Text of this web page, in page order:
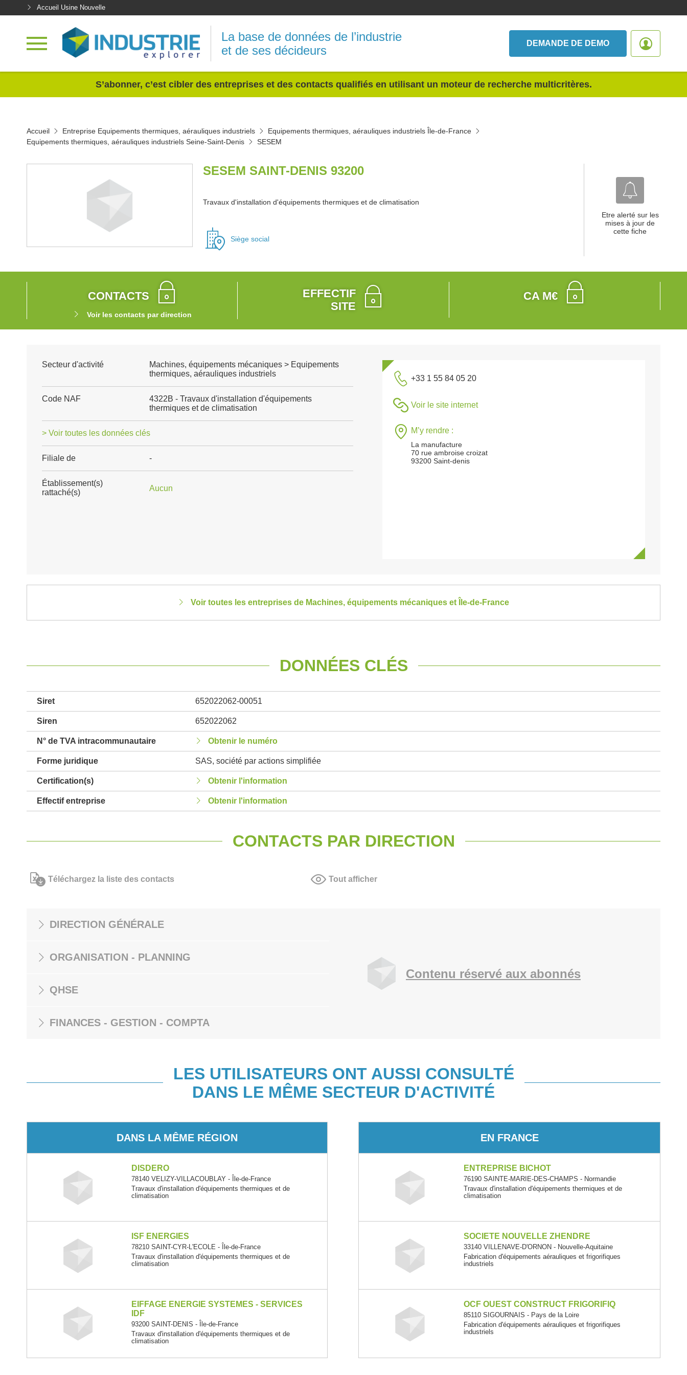
Accueil Usine Nouvelle
La base de données de l’industrie
et de ses décideurs
DEMANDE DE DEMO
S’abonner, c’est cibler des entreprises et des contacts qualifiés en utilisant un moteur de recherche multicritères.
Accueil Entreprise Equipements thermiques, aérauliques industriels
Equipements thermiques, aérauliques industriels Île-de-France
Equipements thermiques, aérauliques industriels Seine-Saint-Denis
SESEM
SESEM SAINT-DENIS 93200
Travaux d'installation d'équipements thermiques et de climatisation
Siège social
Etre alerté sur les
mises à jour de
cette fiche
CONTACTS
Voir les contacts par direction
EFFECTIF
SITE
CA M€
Secteur d'activité
Machines, équipements mécaniques > Equipements
thermiques, aérauliques industriels
Code NAF
4322B - Travaux d'installation d'équipements
thermiques et de climatisation
> Voir toutes les données clés
Filiale de -
Établissement(s)
rattaché(s)
Aucun
+33 1 55 84 05 20
Voir le site internet
M’y rendre :
La manufacture
70 rue ambroise croizat
93200 Saint-denis
Voir toutes les entreprises de Machines, équipements mécaniques et Île-de-France
DONNÉES CLÉS
Siret 652022062-00051
Siren 652022062
N° de TVA intracommunautaire Obtenir le numéro
Forme juridique SAS, société par actions simplifiée
Certification(s) Obtenir l'information
Effectif entreprise Obtenir l'information
CONTACTS PAR DIRECTION
Téléchargez la liste des contacts Tout afficher
DIRECTION GÉNÉRALE
ORGANISATION - PLANNING
QHSE
FINANCES - GESTION - COMPTA
Contenu réservé aux abonnés
LES UTILISATEURS ONT AUSSI CONSULTÉ
DANS LE MÊME SECTEUR D'ACTIVITÉ
DANS LA MÊME RÉGION
DISDERO
78140 VELIZY-VILLACOUBLAY - Île-de-France
Travaux d'installation d'équipements thermiques et de
climatisation
ISF ENERGIES
78210 SAINT-CYR-L'ECOLE - Île-de-France
Travaux d'installation d'équipements thermiques et de
climatisation
EIFFAGE ENERGIE SYSTEMES - SERVICES
IDF
93200 SAINT-DENIS - Île-de-France
Travaux d'installation d'équipements thermiques et de
climatisation
EN FRANCE
ENTREPRISE BICHOT
76190 SAINTE-MARIE-DES-CHAMPS - Normandie
Travaux d'installation d'équipements thermiques et de
climatisation
SOCIETE NOUVELLE ZHENDRE
33140 VILLENAVE-D'ORNON - Nouvelle-Aquitaine
Fabrication d'équipements aérauliques et frigorifiques
industriels
OCF OUEST CONSTRUCT FRIGORIFIQ
85110 SIGOURNAIS - Pays de la Loire
Fabrication d'équipements aérauliques et frigorifiques
industriels